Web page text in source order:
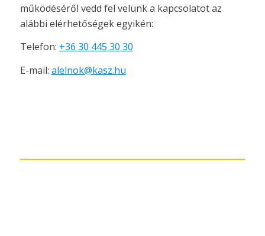
működéséről vedd fel velünk a kapcsolatot az
alábbi elérhetőségek egyikén:
Telefon: +36 30 445 30 30
E-mail: alelnok@kasz.hu